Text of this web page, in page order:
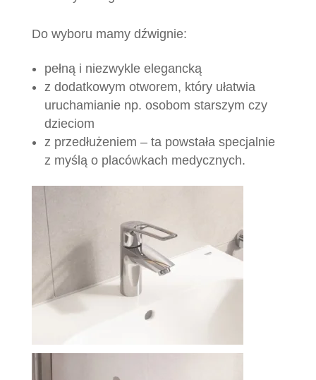
Do wyboru mamy dźwignie:
pełną i niezwykle elegancką
z dodatkowym otworem, który ułatwia
uruchamianie np. osobom starszym czy
dzieciom
z przedłużeniem – ta powstała specjalnie
z myślą o placówkach medycznych.